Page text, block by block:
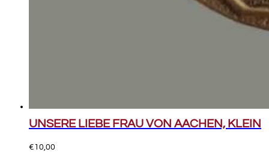
UNSERE LIEBE FRAU VON AACHEN, KLEIN
€10,00